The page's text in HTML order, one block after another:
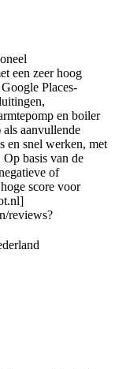
een zeer hoog
Places-
en boiler
aanvullende
en snel werken, met
basis van de
of
score voor
reviews?